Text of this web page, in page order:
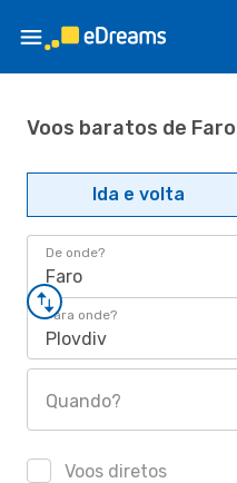
Voos baratos de
Ida e volta
De onde?
Faro
Para onde?
Plovdiv
Quando?
Voos diretos